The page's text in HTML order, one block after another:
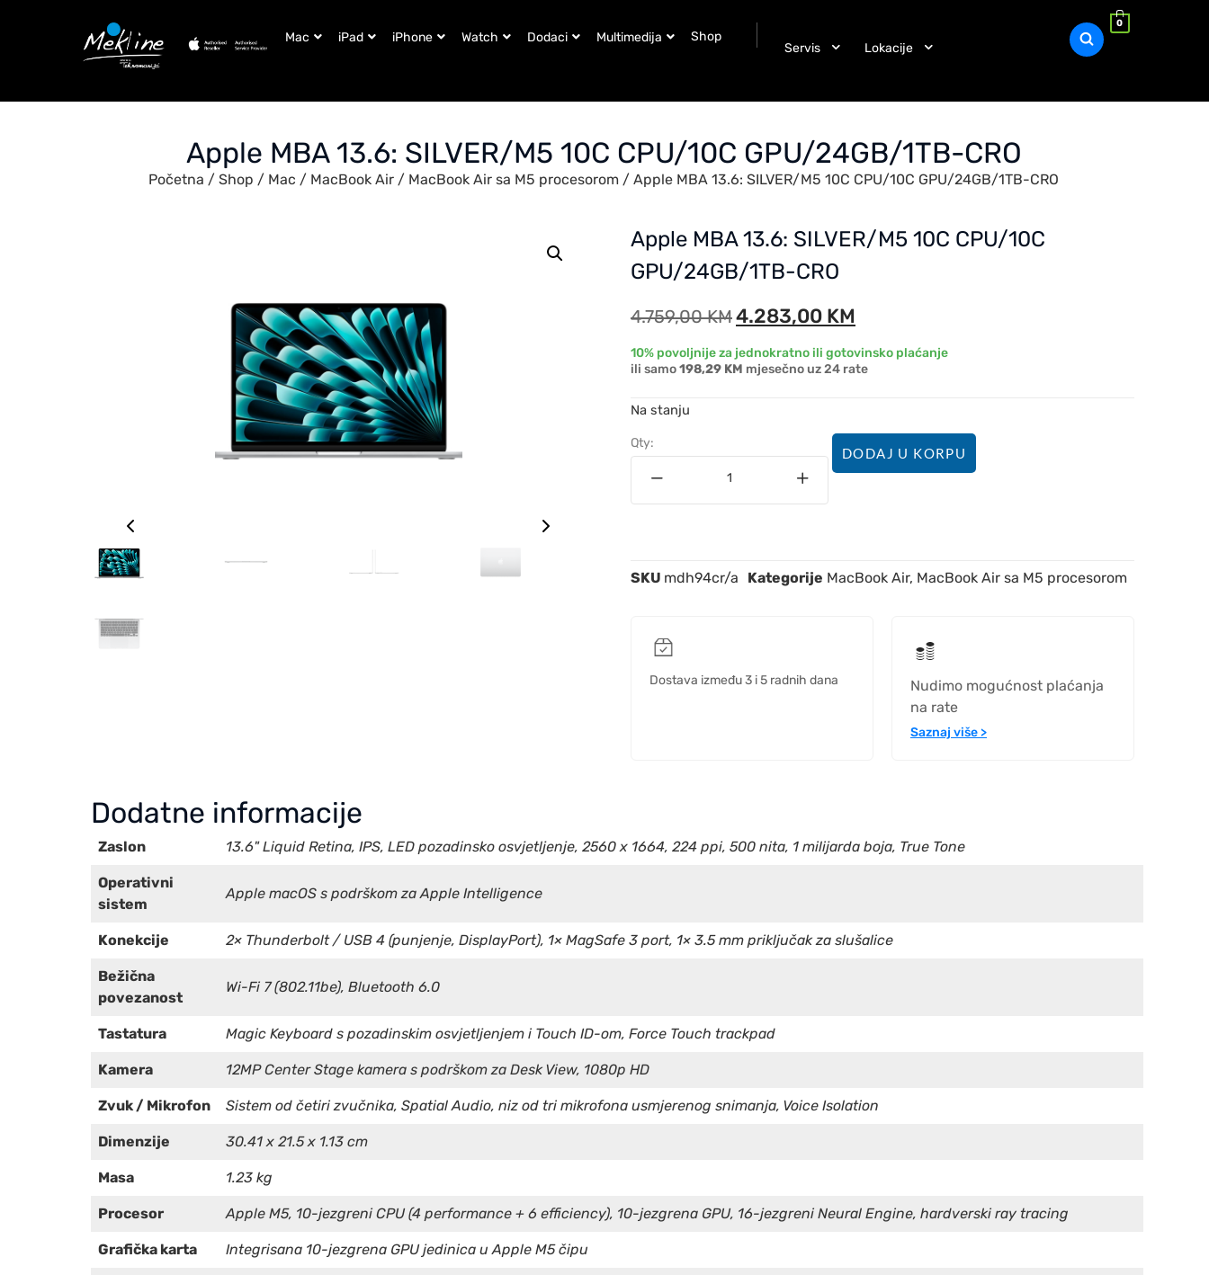
Mac iPad iPhone Watch Dodaci Multimedija Shop
Servis Lokacije
0
Apple MBA 13.6: SILVER/M5 10C CPU/10C GPU/24GB/1TB-CRO
Početna / Shop / Mac / MacBook Air / MacBook Air sa M5 procesorom / Apple MBA 13.6: SILVER/M5 10C CPU/10C GPU/24GB/1TB-CRO
Apple MBA 13.6: SILVER/M5 10C CPU/10C
GPU/24GB/1TB-CRO
4.759,00KM4.283,00 KM
10% povoljnije za jednokratno ili gotovinsko plaćanje
ili samo198,29 KM mjesečno uz 24 rate
Na stanju
Qty:
DODAJ U KORPU
SKU mdh94cr/a Kategorije MacBook Air, MacBook Air sa M5 procesorom
Dostava između 3 i 5 radnih dana
Nudimo mogućnost plaćanja
na rate
Saznaj više >
Dodatne informacije
Zaslon 13.6" Liquid Retina, IPS, LED pozadinsko osvjetljenje, 2560 x 1664, 224 ppi, 500 nita, 1 milijarda boja, True Tone
Operativni
sistem
Apple macOS s podrškom za Apple Intelligence
Konekcije 2× Thunderbolt / USB 4 (punjenje, DisplayPort), 1× MagSafe 3 port, 1× 3.5 mm priključak za slušalice
Bežična
povezanost
Wi-Fi 7 (802.11be), Bluetooth 6.0
Tastatura Magic Keyboard s pozadinskim osvjetljenjem i Touch ID-om, Force Touch trackpad
Kamera 12MP Center Stage kamera s podrškom za Desk View, 1080p HD
Zvuk / Mikrofon Sistem od četiri zvučnika, Spatial Audio, niz od tri mikrofona usmjerenog snimanja, Voice Isolation
Dimenzije 30.41 x 21.5 x 1.13 cm
Masa 1.23 kg
Procesor Apple M5, 10-jezgreni CPU (4 performance + 6 efficiency), 10-jezgrena GPU, 16-jezgreni Neural Engine, hardverski ray tracing
Grafička karta Integrisana 10-jezgrena GPU jedinica u Apple M5 čipu